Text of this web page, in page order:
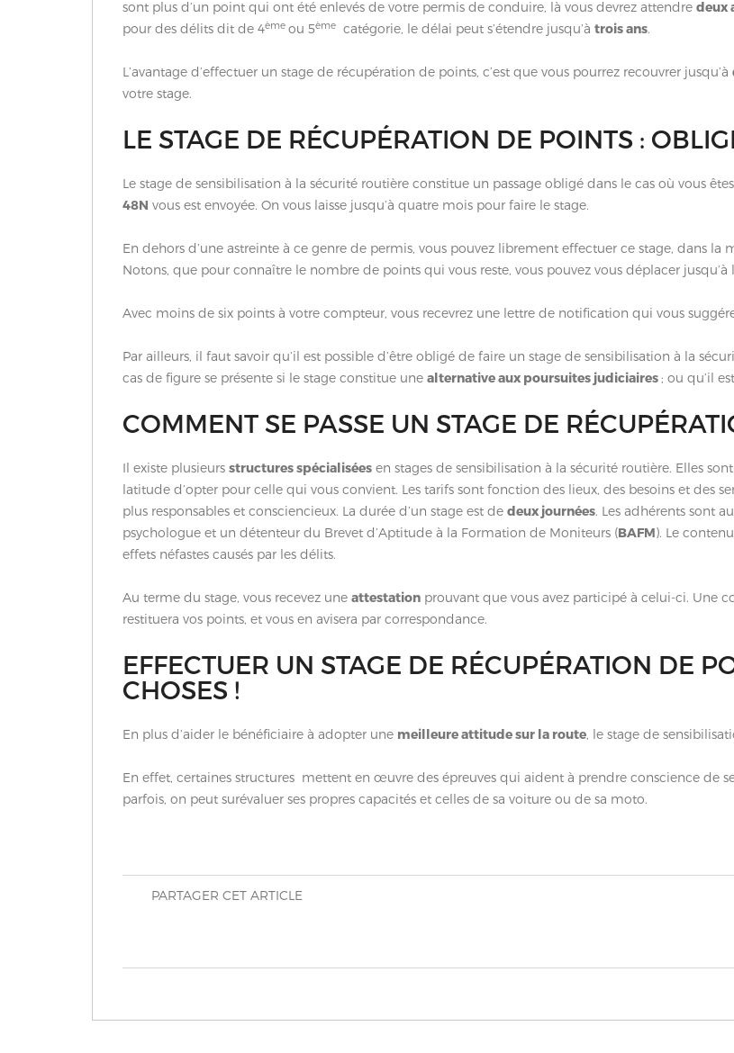
sont plus d’un point qui ont été enlevés de votre permis de conduire, là vous devrez attendre deux
pour des délits dit de 4ème ou 5ème catégorie, le délai peut s’étendre jusqu’à trois ans.
L’avantage d’effectuer un stage de récupération de points, c’est que vous pourrez recouvrer jusqu’à
votre stage.
LE STAGE DE RÉCUPÉRATION DE POINTS :
Le stage de sensibilisation à la sécurité routière constitue un passage obligé dans le cas où vous
48N vous est envoyée. On vous laisse jusqu’à quatre mois pour faire le stage.
En dehors d’une astreinte à ce genre de permis, vous pouvez librement effectuer ce stage, dans la
Notons, que pour connaître le nombre de points qui vous reste, vous pouvez vous déplacer
Avec moins de six points à votre compteur, vous recevrez une lettre de notification qui vous
Par ailleurs, il faut savoir qu’il est possible d’être obligé de faire un stage de sensibilisation à la
cas de figure se présente si le stage constitue une alternative aux poursuites judiciaires; ou qu’il
COMMENT SE PASSE UN STAGE DE
Il existe plusieurs structures spécialisées en stages de sensibilisation à la sécurité routière. Elles
latitude d’opter pour celle qui vous convient. Les tarifs sont fonction des lieux, des besoins et des
plus responsables et consciencieux. La durée d’un stage est de deux journées. Les adhérents sont
psychologue et un détenteur du Brevet d’Aptitude à la Formation de Moniteurs (BAFM). Le
effets néfastes causés par les délits.
Au terme du stage, vous recevez une attestation prouvant que vous avez participé à celui-ci. Une
restituera vos points, et vous en avisera par correspondance.
EFFECTUER UN STAGE DE RÉCUPÉRATION DE
CHOSES !
En plus d’aider le bénéficiaire à adopter une meilleure attitude sur la route, le stage de
En effet, certaines structures mettent en œuvre des épreuves qui aident à prendre conscience de
parfois, on peut surévaluer ses propres capacités et celles de sa voiture ou de sa moto.
PARTAGER CET ARTICLE